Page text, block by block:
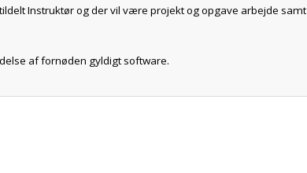
Instruktør og der vil være projekt og opgave arbejde samt
af fornøden gyldigt software.